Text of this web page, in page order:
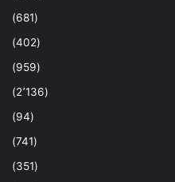
(681)
(402)
(959)
(2٬136)
(94)
(741)
(351)